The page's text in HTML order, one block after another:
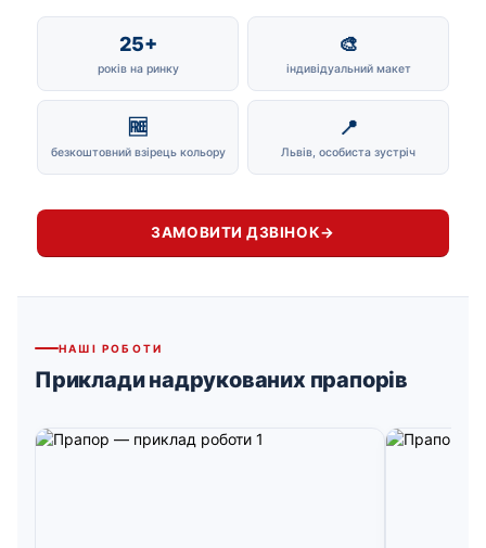
25+
років на ринку
🎨
індивідуальний макет
🆓
безкоштовний взірець кольору
📍
Львів, особиста зустріч
ЗАМОВИТИ ДЗВІНОК→
НАШІ РОБОТИ
Приклади надрукованих прапорів